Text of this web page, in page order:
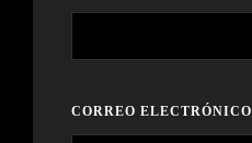
CORREO ELECTRÓNICO